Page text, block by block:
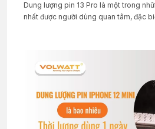
Dung lượng pin 13 Pro là một trong
nhất được người dùng quan tâm, đặc